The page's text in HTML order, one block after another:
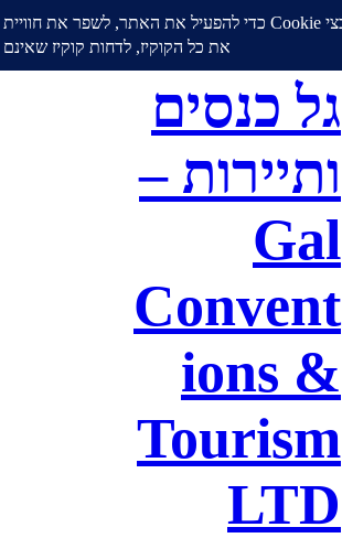
גל כנסים
ותיירות –
Gal
Convent
ions &
Tourism
LTD